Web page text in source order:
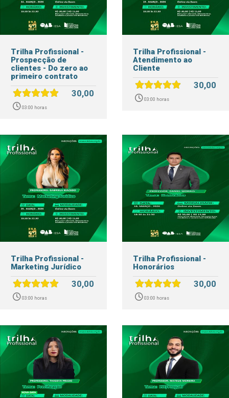
Trilha Profissional -
Prospecção de
clientes - Do zero ao
primeiro contrato
03:00 horas
30,00
Trilha Profissional -
Atendimento ao
Cliente
03:00 horas
30,00
Trilha Profissional -
Marketing Jurídico
03:00 horas
30,00
Trilha Profissional -
Honorários
03:00 horas
30,00